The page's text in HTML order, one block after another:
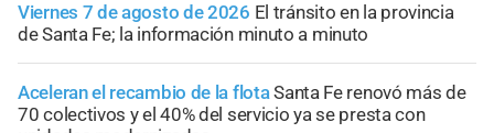
Viernes 7 de agosto de 2026 El tránsito en la provincia
de Santa Fe; la información minuto a minuto
Aceleran el recambio de la flotaSanta Fe renovó más de
70 colectivos y el 40% del servicio ya se presta con